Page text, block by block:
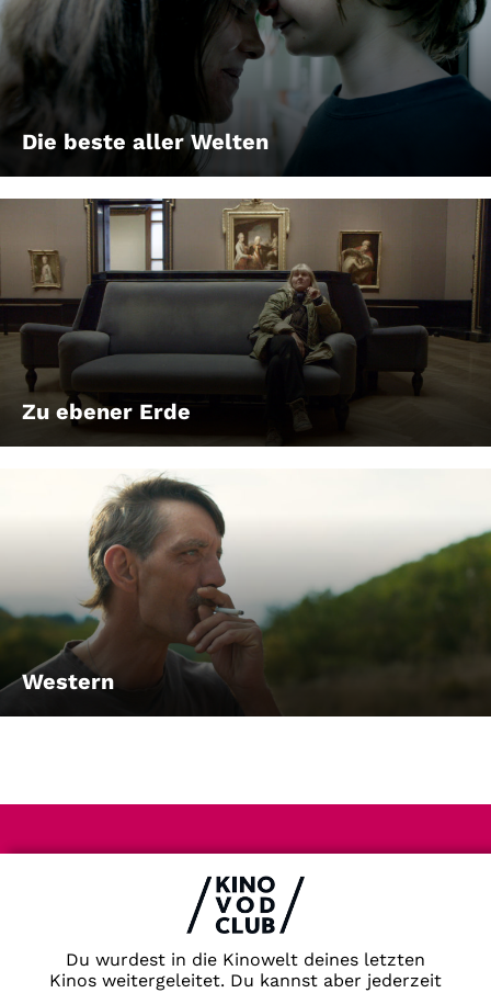
Du wurdest in die Kinowelt deines letzten
Kinos weitergeleitet. Du kannst aber jederzeit
Die beste aller Welten
Zu ebener Erde
Western
AGB
Kontakt
Newsletter